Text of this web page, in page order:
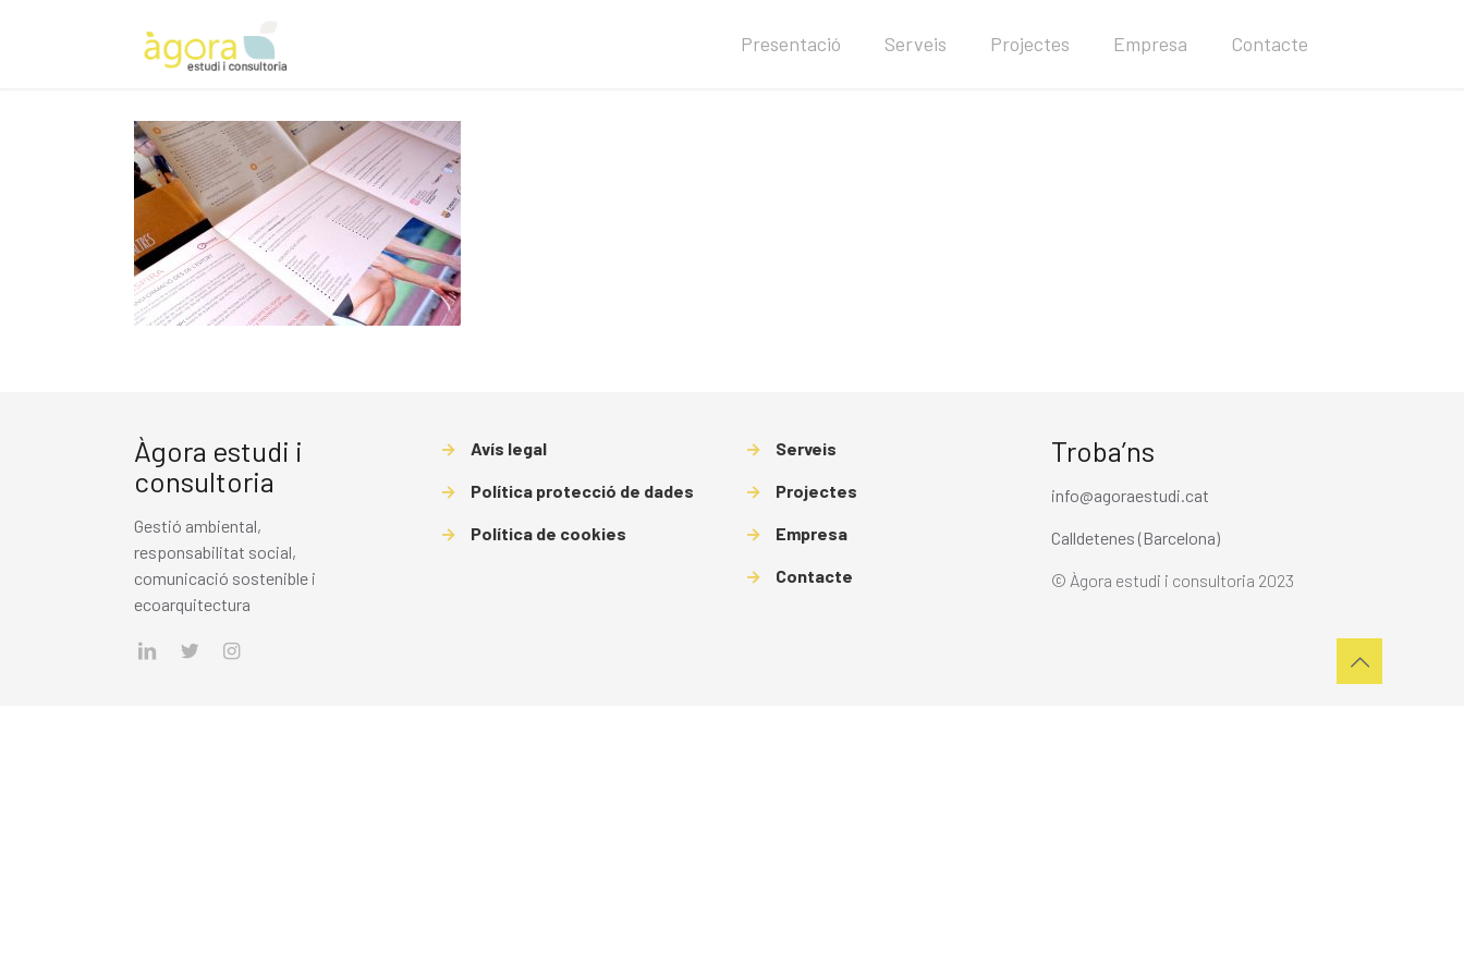
Presentació Serveis Projectes Empresa Contacte
Àgora estudi i
consultoria
Gestió ambiental,
responsabilitat social,
comunicació sostenible i
ecoarquitectura
→ Avís legal
→ Política protecció de dades
→ Política de cookies
→ Serveis
→ Projectes
→ Empresa
→ Contacte
Troba’ns
info@agoraestudi.cat
Calldetenes (Barcelona)
© Àgora estudi i consultoria 2023